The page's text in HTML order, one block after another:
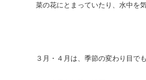
菜の花にとまっていたり、水中を
３月・４月は、季節の変わり目で